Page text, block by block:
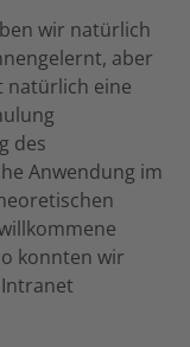
wir natürlich
aber
natürlich eine
des
Anwendung im
konnten wir